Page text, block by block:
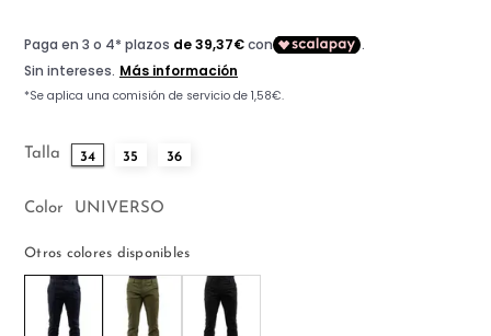
Talla 34 35 36
Color UNIVERSO
Otros colores disponibles